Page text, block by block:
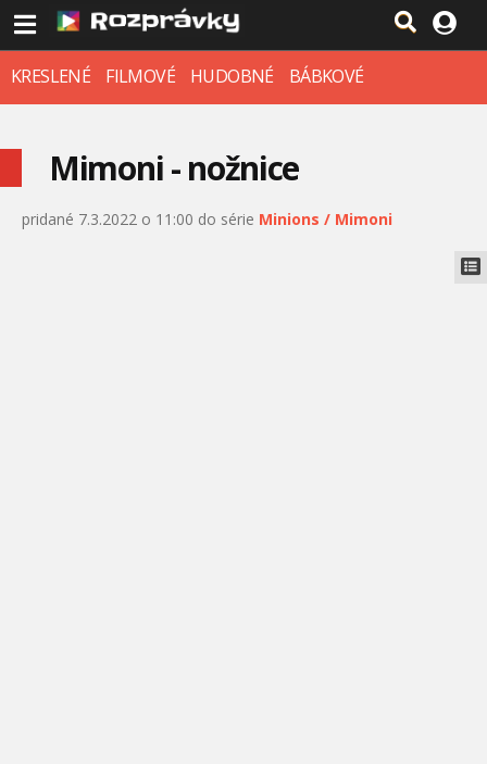
KRESLENÉ FILMOVÉ HUDOBNÉ BÁBKOVÉ
Mimoni - nožnice
pridané 7.3.2022 o 11:00 do série Minions / Mimoni